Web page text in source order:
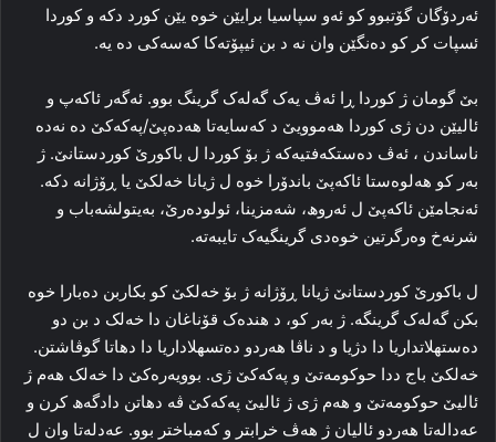
ئه‌ردۆگان گۆتبوو كو ئەو سپاسیا برایێن خوه‌ یێن کورد دکە و کوردا
ئسپات کر کو ده‌نگێن وان نه‌ د بن ئیپۆته‌کا که‌سه‌کی ده‌ یه‌.
بێ گومان ژ کوردا ڕا ئه‌ڤ یه‌ک گه‌له‌ک گرینگ بوو. ئه‌گه‌ر ئاکەپ و
ئالیێن دن ژی کوردا هه‌موویێ د که‌سایه‌تا هەدەپێ/پەکەکێ ده‌ نه‌ده‌
ناساندن ، ئه‌ڤ ده‌ستکه‌فتیه‌که‌ ژ بۆ کوردا ل باکورێ کوردستانێ. ژ
به‌ر کو هه‌لوه‌ستا ئاکەپێ باندۆرا خوه‌ ل ژیانا خه‌لکێ یا ڕۆژانه‌ دکه‌.
ئه‌نجامێن ئاکەپێ ل ئه‌روھ، شه‌مزینا، ئولوده‌رێ، به‌یتولشه‌باب و
شرنه‌خ وه‌رگرتین خوه‌دی گرینگیه‌ک تایبه‌ته‌.
ل باکورێ کوردستانێ ژیانا ڕۆژانه‌ ژ بۆ خه‌لکێ کو بکاربن ده‌بارا خوه‌
بکن گه‌له‌ک گرینگه‌. ژ به‌ر کو، د هنده‌ک قۆناغان دا خه‌لک د بن دو
ده‌ستهلاتداریا دا دژیا و د ناڤا هه‌ردو ده‌تسهلاداریا دا دهاتا گوڤاشتن.
خه‌لکێ باج ددا حوکومه‌تێ و پەکەکێ ژی. بوویه‌ره‌کێ دا خه‌لک هه‌م ژ
ئالیێ حوکومه‌تێ و هه‌م ژی ژ ئالیێ پەکەکێ ڤه‌ دهاتن دادگه‌ھ کرن و
عەداله‌تا هه‌ردو ئالیان ژ هه‌ڤ خرابتر و كەمباختر بوو. عەدله‌تا وان ل